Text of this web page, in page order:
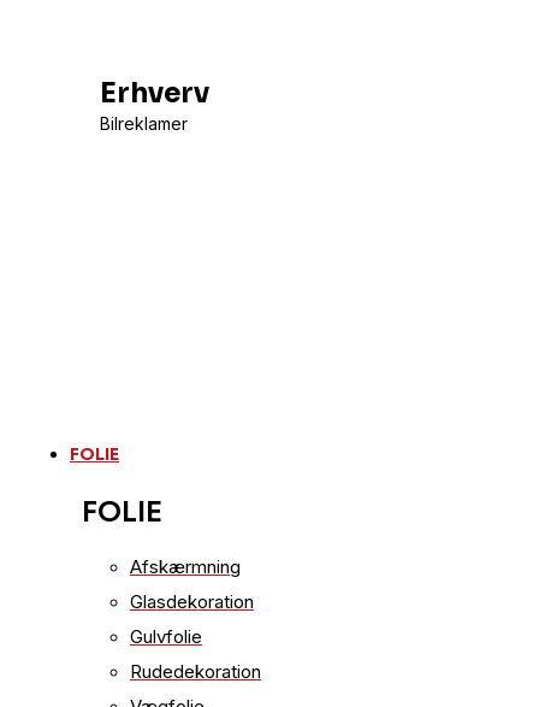
Erhverv
Bilreklamer
FOLIE
FOLIE
Afskærmning
Glasdekoration
Gulvfolie
Rudedekoration